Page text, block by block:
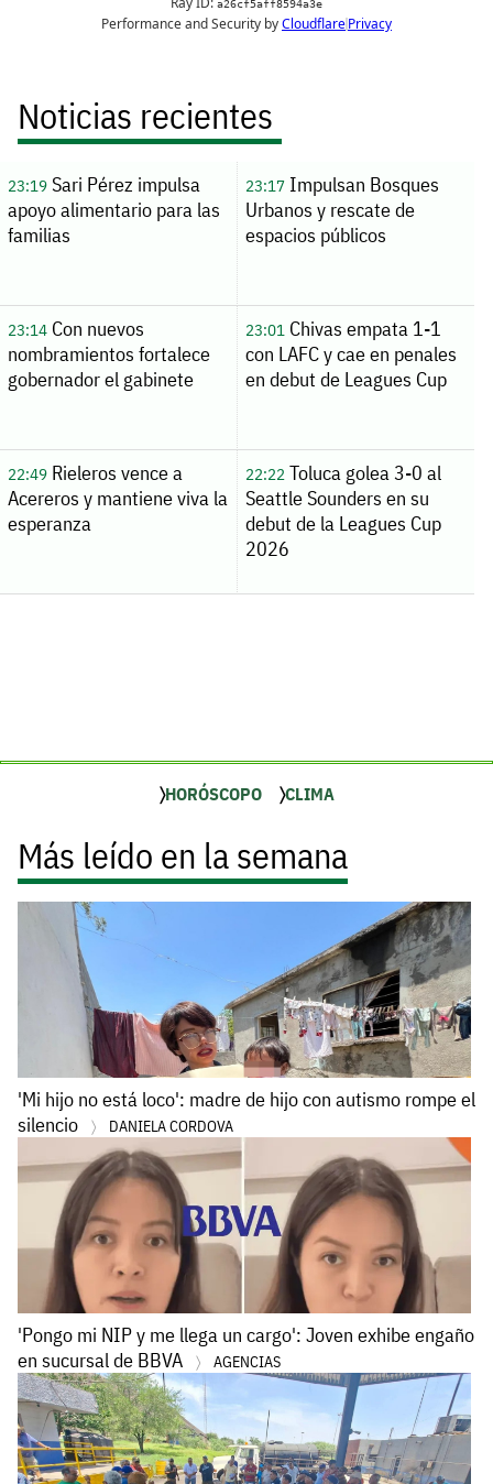
Noticias recientes
23:19Sari Pérez impulsa
apoyo alimentario para las
familias
23:17Impulsan Bosques
Urbanos y rescate de
espacios públicos
23:14Con nuevos
nombramientos fortalece
gobernador el gabinete
23:01Chivas empata 1-1
con LAFC y cae en penales
en debut de Leagues Cup
22:49Rieleros vence a
Acereros y mantiene viva la
esperanza
22:22Toluca golea 3-0 al
Seattle Sounders en su
debut de la Leagues Cup
2026
HORÓSCOPO CLIMA
Más leído en la semana
'Mi hijo no está loco': madre de hijo con autismo rompe el
silencio
DANIELA CORDOVA
'Pongo mi NIP y me llega un cargo': Joven exhibe engaño
en sucursal de BBVA
AGENCIAS